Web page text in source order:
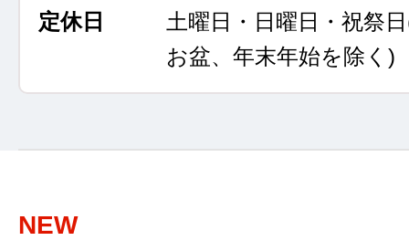
定休日
土曜日・日曜日・祝祭日
お盆、年末年始を除く)
NEW